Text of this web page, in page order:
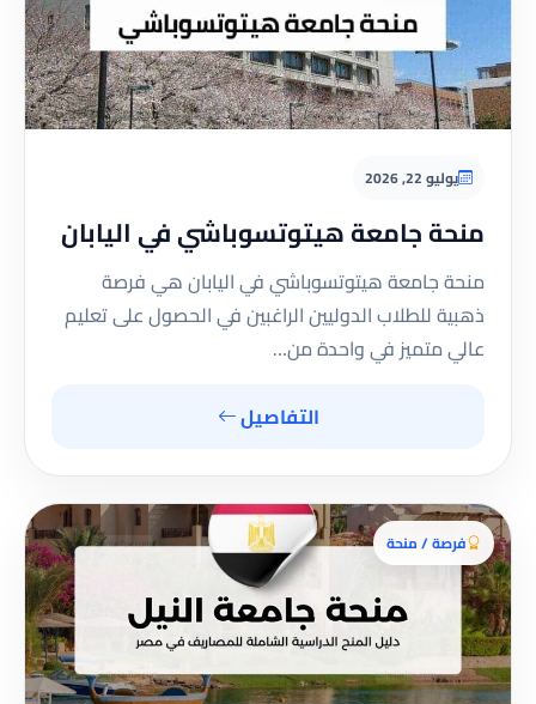
يوليو 22, 2026
منحة جامعة هيتوتسوباشي في اليابان
منحة جامعة هيتوتسوباشي في اليابان هي فرصة
ذهبية للطلاب الدوليين الراغبين في الحصول على تعليم
عالي متميز في واحدة من…
التفاصيل
فرصة / منحة